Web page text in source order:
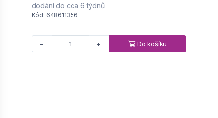
dodání do cca 6 týdnů
Kód: 648611356
− + Do košíku